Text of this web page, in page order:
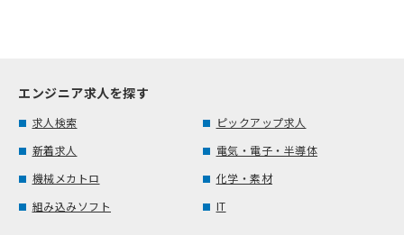
エンジニア求人を探す
求人検索
ピックアップ求人
新着求人
電気・電子・半導体
機械メカトロ
化学・素材
組み込みソフト
IT